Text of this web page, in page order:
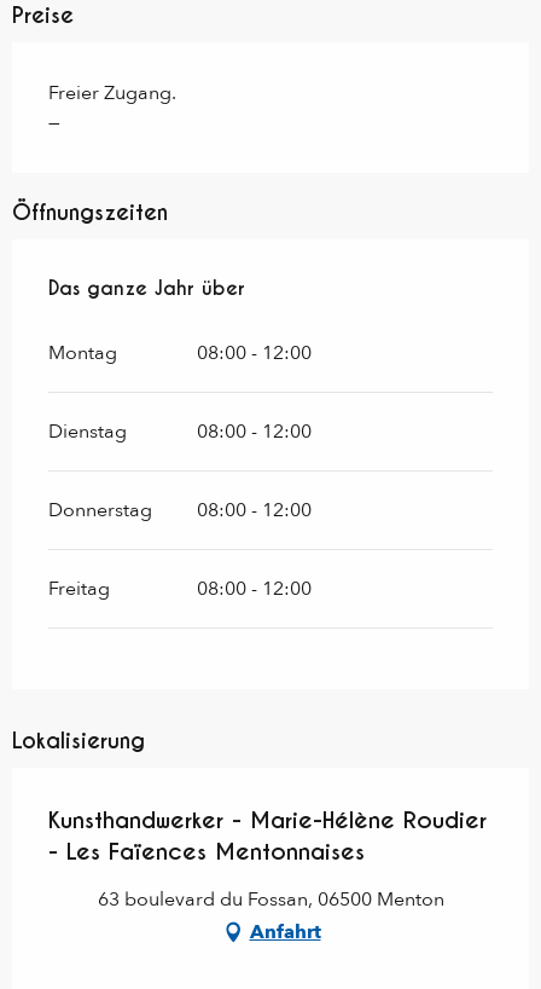
Preise
Freier Zugang.
—
Öffnungszeiten
Das ganze Jahr über
Das ganze Jahr über
Montag 08:00 - 12:00
Dienstag 08:00 - 12:00
Donnerstag 08:00 - 12:00
Freitag 08:00 - 12:00
Lokalisierung
Kunsthandwerker - Marie-Hélène Roudier
- Les Faïences Mentonnaises
63 boulevard du Fossan, 06500 Menton
Anfahrt